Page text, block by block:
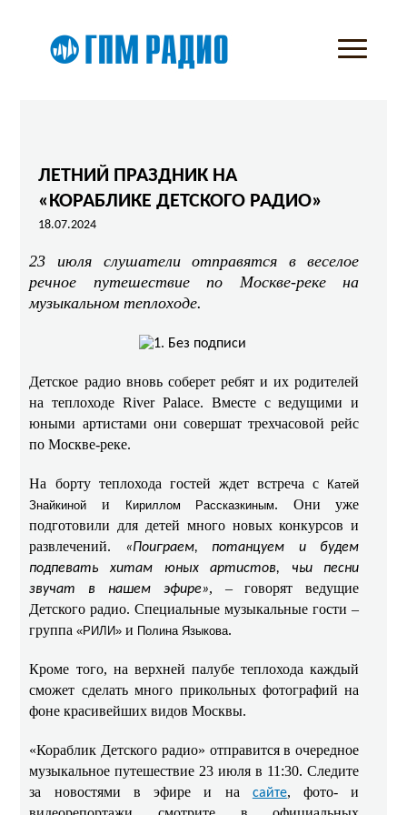
ЛЕТНИЙ ПРАЗДНИК НА
«КОРАБЛИКЕ ДЕТСКОГО РАДИО»
18.07.2024
23 июля слушатели отправятся в веселое
речное путешествие по Москве-реке на
музыкальном теплоходе.
Детское радио вновь соберет ребят и их родителей
на теплоходе River Palace. Вместе с ведущими и
юными артистами они совершат трехчасовой рейс
по Москве-реке.
На борту теплохода гостей ждет встреча с
Катей
Знайкиной и Кириллом Рассказкиным. Они уже
подготовили для детей много новых конкурсов и
развлечений.
«Поиграем, потанцуем и будем
подпевать хитам юных артистов, чьи песни
звучат в нашем эфире», – говорят ведущие
Детского радио. Специальные музыкальные гости –
группа«РИЛИ» и Полина Языкова.
Кроме того, на верхней палубе теплохода каждый
сможет сделать много прикольных фотографий на
фоне красивейших видов Москвы.
«Кораблик Детского радио» отправится в очередное
музыкальное путешествие 23 июля в 11:30. Следите
за новостями в эфире и на сайте, фото- и